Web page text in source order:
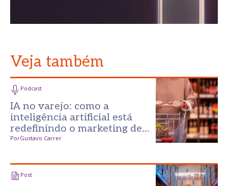
Veja também
Podcast
IA no varejo: como a
inteligência artificial está
redefinindo o marketing de
supermercados
PorGustavo Carrer
Post